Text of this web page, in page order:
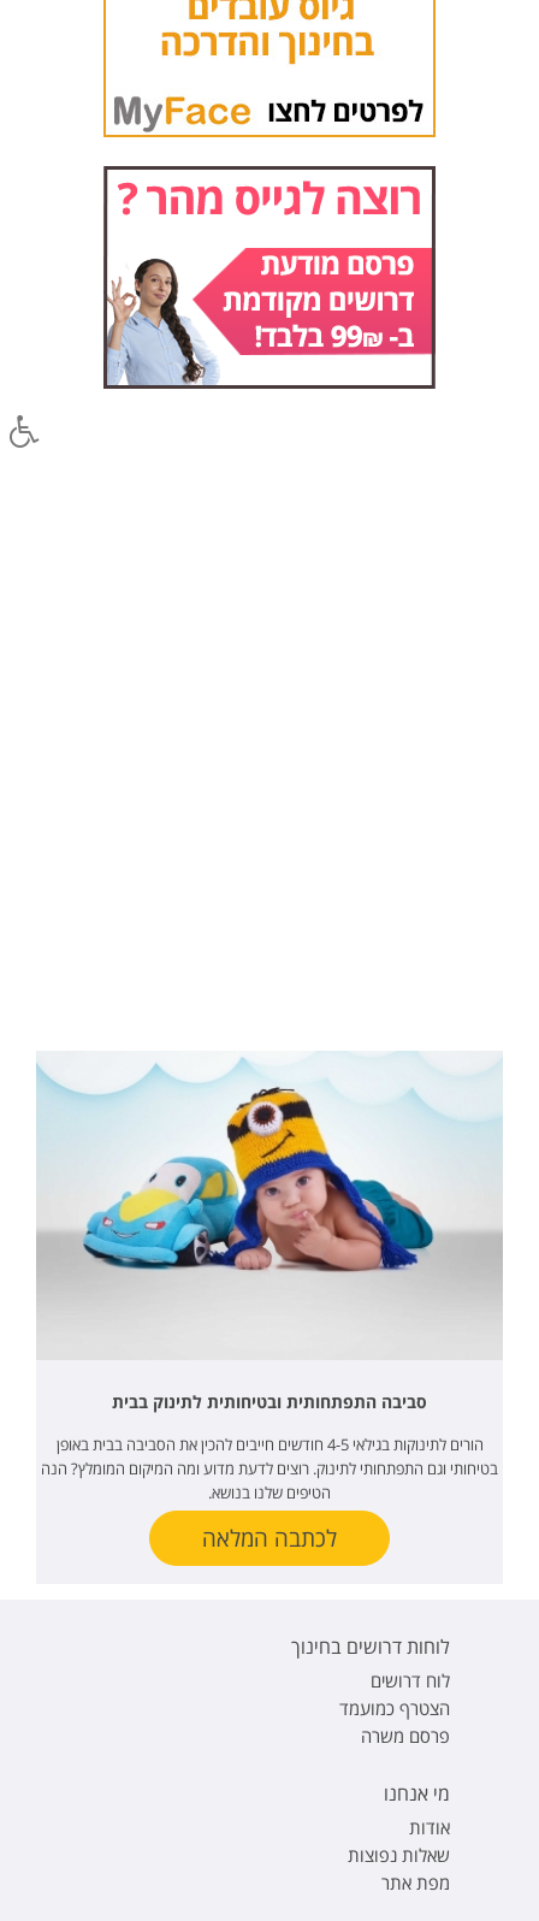
סביבה התפתחותית ובטיחותית לתינוק בבית
הורים לתינוקות בגילאי 4-5 חודשים חייבים להכין את הסביבה בבית באופן
בטיחותי וגם התפתחותי לתינוק. רוצים לדעת מדוע ומה המיקום המומלץ? הנה
הטיפים שלנו בנושא.
לכתבה המלאה
לוחות דרושים בחינוך
לוח דרושים
הצטרף כמועמד
פרסם משרה
מי אנחנו
אודות
שאלות נפוצות
מפת אתר